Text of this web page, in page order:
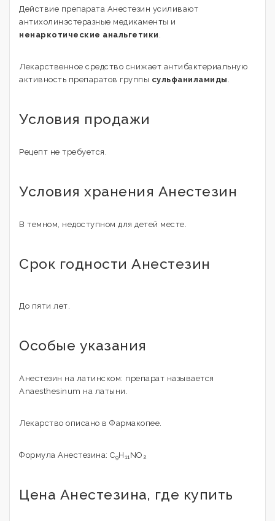
Действие препарата Анестезин усиливают
антихолинэстеразные медикаменты и
ненаркотические анальгетики
Лекарственное средство снижает антибактериальную
активность препаратов группы сульфаниламиды
Условия продажи
Рецепт не требуется.
Условия хранения Анестезин
В темном, недоступном для детей месте.
Срок годности Анестезин
До пяти лет.
Особые указания
Анестезин на латинском: препарат называется
Anaesthesinum на латыни.
Лекарство описано в Фармакопее.
Формула Анестезина: C9H11 NO 2
Цена Анестезина, где купить